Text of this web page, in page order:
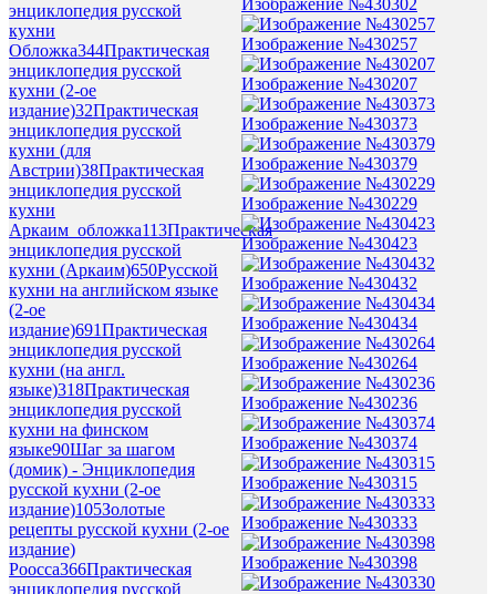
энциклопедия русской
кухни
Обложка344Практическая
энциклопедия русской
кухни (2-ое
издание)32Практическая
энциклопедия русской
кухни (для
Австрии)38Практическая
энциклопедия русской
кухни
Аркаим_обложка113Практическая
энциклопедия русской
кухни (Аркаим)650Русской
кухни на английском языке
(2-ое
издание)691Практическая
энциклопедия русской
кухни (на англ.
языке)318Практическая
энциклопедия русской
кухни на финском
языке90Шаг за шагом
(домик) - Энциклопедия
русской кухни (2-ое
издание)105Золотые
рецепты русской кухни (2-ое
издание)
Роосса366Практическая
энциклопедия русской
Изображение №430257
Изображение №430207
Изображение №430373
Изображение №430379
Изображение №430229
Изображение №430423
Изображение №430432
Изображение №430434
Изображение №430264
Изображение №430236
Изображение №430374
Изображение №430315
Изображение №430333
Изображение №430398